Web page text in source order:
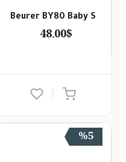
Beurer BY80 Baby S
48.00$
%5